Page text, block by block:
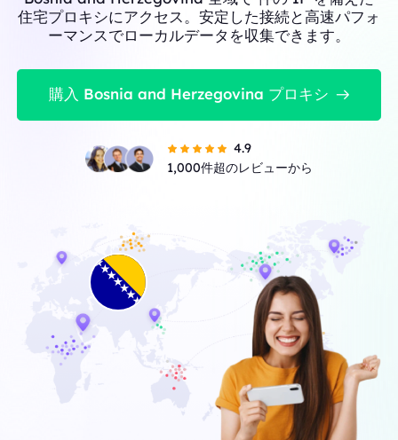
住宅プロキシにアクセス。安定した接続と高速パフォ
ーマンスでローカルデータを収集できます。
購入 Bosnia and Herzegovina プロキシ
4.9
1,000件超のレビューから